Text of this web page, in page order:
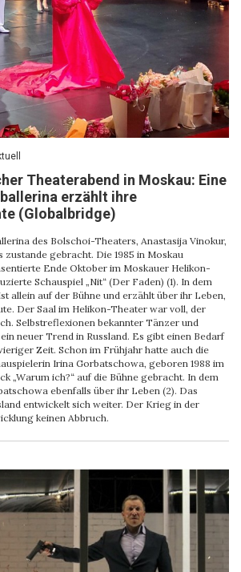
Theaterabend in Moskau: Eine
erzählt ihre
(Globalbridge)
des Bolschoi-Theaters, Anastasija Vinokur,
gebracht. Die 1985 in Moskau
Ende Oktober im Moskauer Helikon-
Schauspiel „Nit“ (Der Faden) (1). In dem
allein auf der Bühne und erzählt über ihr Leben,
Der Saal im Helikon-Theater war voll, der
Selbstreflexionen bekannter Tänzer und
neuer Trend in Russland. Es gibt einen Bedarf
Zeit. Schon im Frühjahr hatte auch die
Irina Gorbatschowa, geboren 1988 im
„Warum ich?“ auf die Bühne gebracht. In dem
ebenfalls über ihr Leben (2). Das
entwickelt sich weiter. Der Krieg in der
keinen Abbruch.